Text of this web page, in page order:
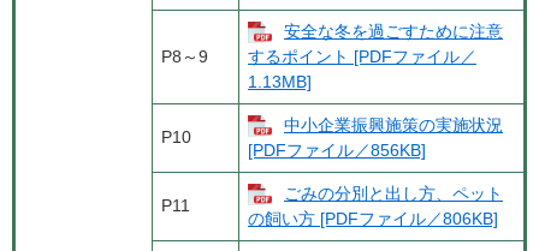
P8～9
安全な冬を過ごすために注意
するポイント [PDFファイル／
1.13MB]
P10
中小企業振興施策の実施状況
[PDFファイル／856KB]
P11
ごみの分別と出し方、ペット
の飼い方 [PDFファイル／806KB]